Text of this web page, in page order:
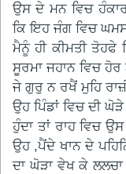
ਉਸ ਦੇ ਮਨ ਵਿਚ
ਕਿ ਇਹ ਜੰਗ ਵਿਚ
ਮੈਨੂੰ ਹੀ ਕੀਮਤੀ ਤੋਹਫੇ
ਸੂਰਮਾ ਜਹਾਨ ਵਿਚ ਹੋਰ
ਜੇ ਗੁਰੁ ਨ ਰਖੈਂ ਮੁਹਿ
ਉਹ ਪਿੰਡਾਂ ਵਿਚ ਦੀ
ਹੁੰਦਾ ਤਾਂ ਰਾਹ ਵਿਚ
ਉਹ ,ਪੈਂਦੇ ਖਾਨ ਦੇ
ਦਾ ਘੋੜਾ ਵੇਖ ਕੇ ਲਲਚਾ